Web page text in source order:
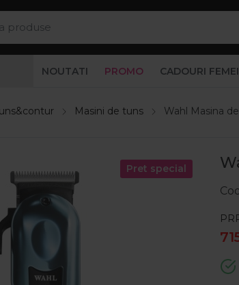
NOUTATI PROMO CADOURI FEMEI
Masini de tuns Wahl Masina
Pret special